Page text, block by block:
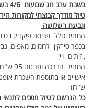
טיול מודרך קבוצתי למקורות
וגבעת השלושה
המחיר כולל  פריסת פיקניק
בכפר סירקין  לחמים, מאפים,
, זיתים  ויין
המחיר
ש"ח)
כל הנרשם לטיול מסכים לתנאי